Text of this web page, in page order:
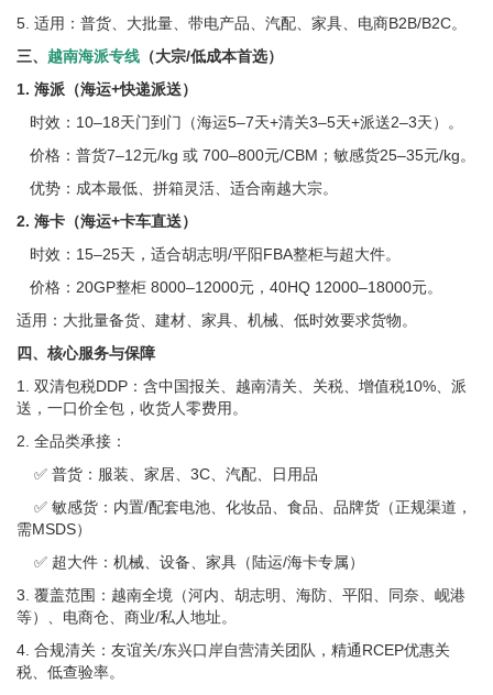
5. 适用：普货、大批量、带电产品、汽配、家具、电商B2B/B2C。
三、 越南海派专线 （大宗/低成本首选）
1. 海派（海运+快递派送）
时效：10–18天门到门（海运5–7天+清关3–5天+派送2–3天）。
价格：普货7–12元/kg 或 700–800元/CBM；敏感货25–35元/kg。
优势：成本最低、拼箱灵活、适合南越大宗。
2. 海卡（海运+卡车直送）
时效：15–25天，适合胡志明/平阳FBA整柜与超大件。
价格：20GP整柜 8000–12000元，40HQ 12000–18000元。
适用：大批量备货、建材、家具、机械、低时效要求货物。
四、核心服务与保障
1. 双清包税DDP：含中国报关、越南清关、关税、增值税10%、派
送，一口价全包，收货人零费用。
2. 全品类承接：
✅ 普货：服装、家居、3C、汽配、日用品
✅ 敏感货：内置/配套电池、化妆品、食品、品牌货（正规渠道，
需MSDS）
✅ 超大件：机械、设备、家具（陆运/海卡专属）
3. 覆盖范围：越南全境（河内、胡志明、海防、平阳、同奈、岘港
等）、电商仓、商业/私人地址。
4. 合规清关：友谊关/东兴口岸自营清关团队，精通RCEP优惠关
税、低查验率。